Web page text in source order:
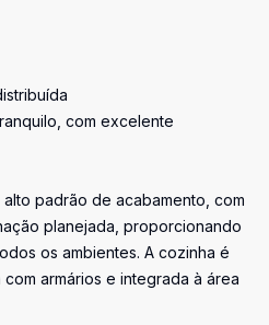
com excelente
padrão de acabamento, com
planejada, proporcionando
os ambientes. A cozinha é
armários e integrada à área